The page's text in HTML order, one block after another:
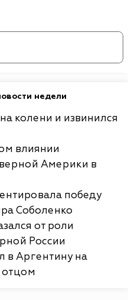
недели
колени и извинился
влиянии
Америки в
победу
Соболенко
от роли
России
в Аргентину на